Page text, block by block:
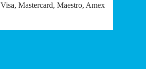
Visa, Mastercard, Maestro, Amex